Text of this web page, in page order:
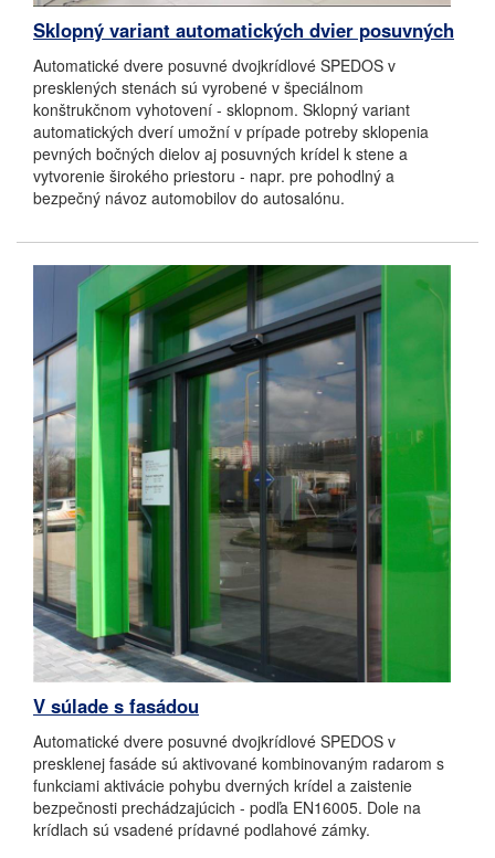
Sklopný variant automatických dvier posuvných
Automatické dvere posuvné dvojkrídlové SPEDOS v
presklených stenách sú vyrobené v špeciálnom
konštrukčnom vyhotovení - sklopnom. Sklopný variant
automatických dverí umožní v prípade potreby sklopenia
pevných bočných dielov aj posuvných krídel k stene a
vytvorenie širokého priestoru - napr. pre pohodlný a
bezpečný návoz automobilov do autosalónu.
V súlade s fasádou
Automatické dvere posuvné dvojkrídlové SPEDOS v
presklenej fasáde sú aktivované kombinovaným radarom s
funkciami aktivácie pohybu dverných krídel a zaistenie
bezpečnosti prechádzajúcich - podľa EN16005. Dole na
krídlach sú vsadené prídavné podlahové zámky.